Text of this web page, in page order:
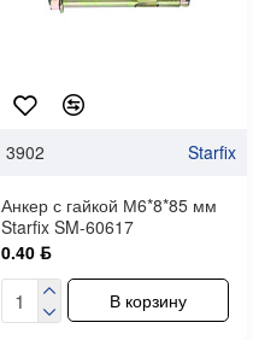
3902 Starfix
Анкер с гайкой М6*8*85 мм
Starfix SM-60617
0.40 ƃ
В корзину